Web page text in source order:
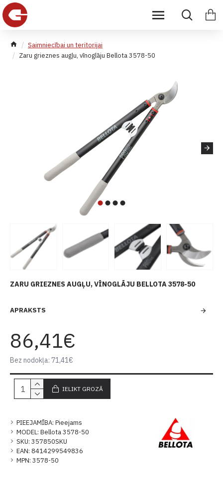
Saimniecībai un teritorijai
Zaru grieznes augļu, vīnoglāju Bellota 3578-50
ZARU GRIEZNES AUGĻU, VĪNOGLĀJU BELLOTA 3578-50
APRAKSTS
PIEEJAMĪBA: Pieejams
MODEL: Bellota 3578-50
SKU: 357850SKU
EAN: 8414299549836
MPN: 3578-50
86,41€
Bez nodokļa: 71,41€
IELIKT GROZĀ